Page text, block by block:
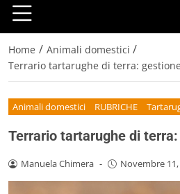
Home / Animali domestici /
Terrario tartarughe di terra: gestione
Animali domestici RUBRICHE
Terrario tartarughe di
Manuela Chimera - Novembre 11,